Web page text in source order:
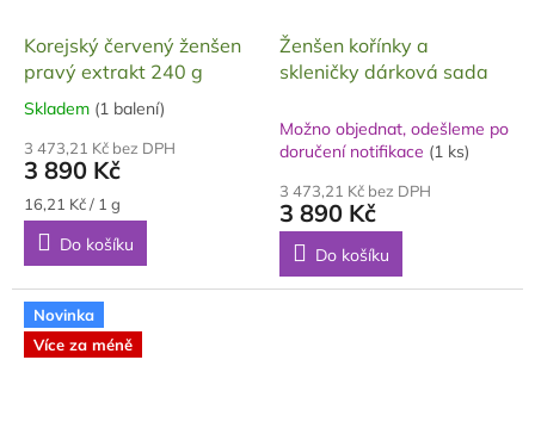
Korejský červený ženšen
pravý extrakt 240 g
Průměrné
produktu
je
5,0
z
hvězdiček.
Skladem (1 balení)
3 473,21 Kč bez DPH
3 890 Kč
Měrná
cena:
16,21 Kč / 1 g
Do košíku
Ženšen kořínky a
skleničky dárková sada
Možno objednat, odešleme po
doručení notifikace (1 ks)
3 473,21 Kč bez DPH
3 890 Kč
Do košíku
Novinka
Více za méně